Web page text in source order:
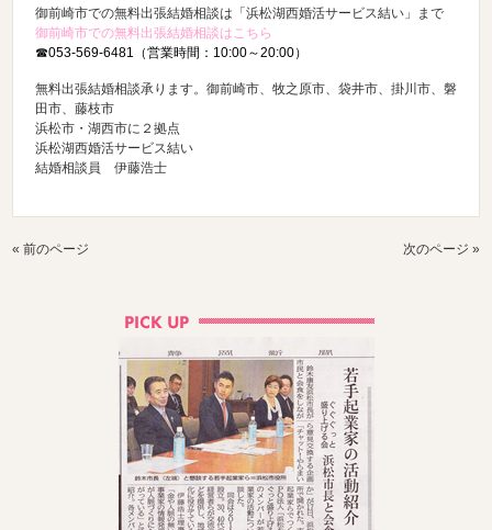
御前崎市での無料出張結婚相談は「浜松湖西婚活サービス結い」まで
御前崎市での無料出張結婚相談はこちら
☎053-569-6481（営業時間：10:00～20:00）
無料出張結婚相談承ります。御前崎市、牧之原市、袋井市、掛川市、磐
田市、藤枝市
浜松市・湖西市に２拠点
浜松湖西婚活サービス結い
結婚相談員 伊藤浩士
« 前のページ 次のページ »